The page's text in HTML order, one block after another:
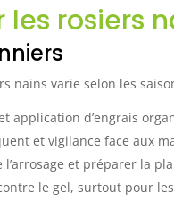
les rosiers
nains varie selon les
application d’engrais
et vigilance face aux
et préparer la
le gel, surtout pour